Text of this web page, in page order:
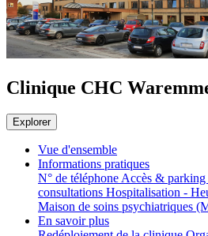
Clinique CHC
Explorer
Vue d'ensemble
Informations pratiques
N° de téléphoneAccès & parking
consultations Hospitalisation -
Maison de soins psychiatriques
En savoir plus